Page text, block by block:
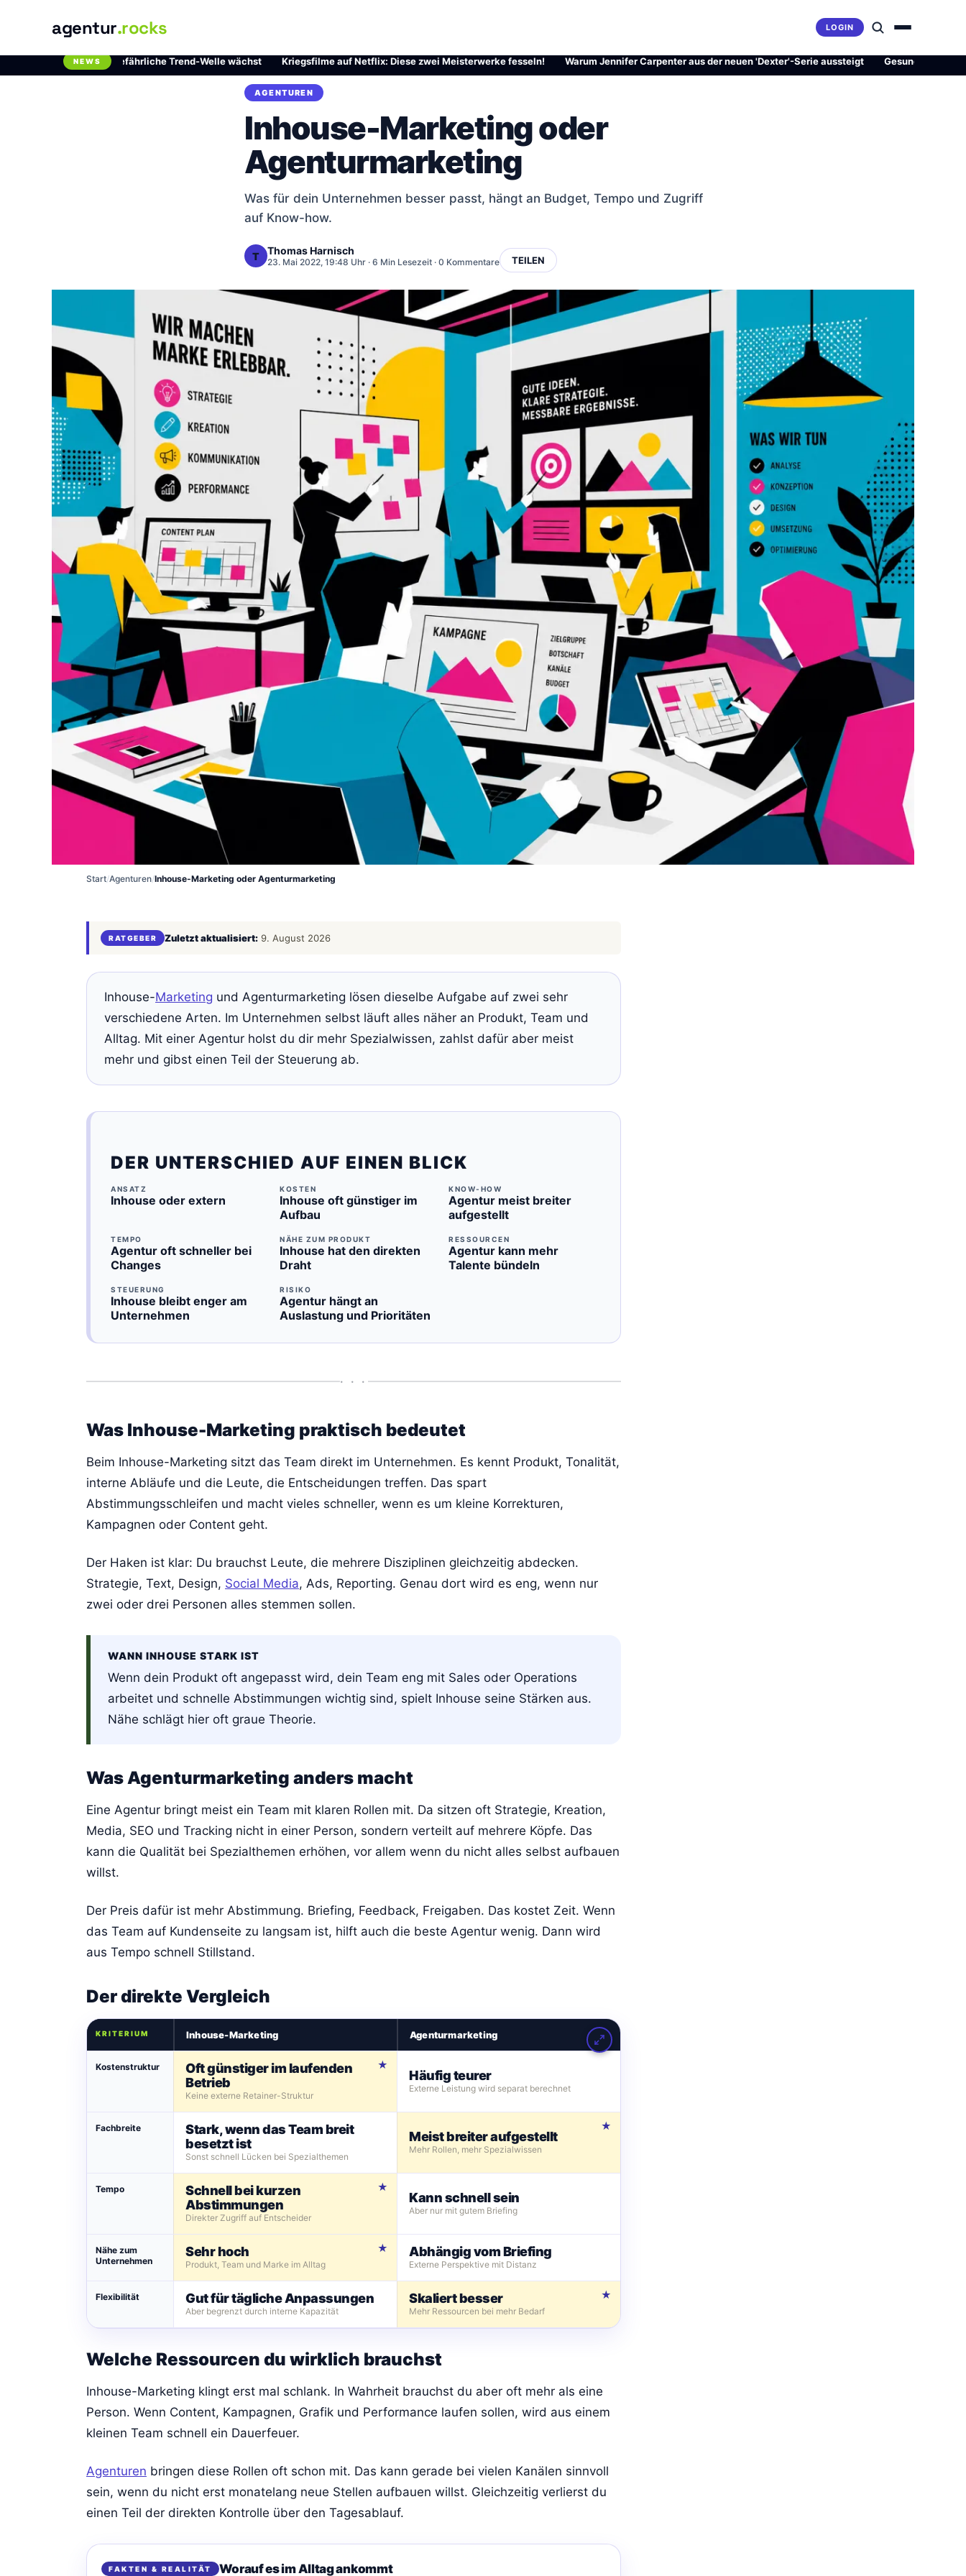
agentur.rocks LOGIN
NEWS
Breaking News Ticker
Chlordioxid: Die gefährliche Trend-Welle wächst· Kriegsfilme auf Netflix: Diese zwei Meisterwerke fesseln!· Warum Jennifer Carpenter aus der neuen 'Dexter'-Serie aussteigt· Gesundheitsrevolution
AGENTUREN
Inhouse-Marketing oder
Agenturmarketing
Was für dein Unternehmen besser passt, hängt an Budget, Tempo und Zugriff
auf Know-how.
T Thomas Harnisch
23. Mai 2022, 19:48 Uhr · 6 Min Lesezeit · 0 Kommentare TEILEN
Start/Agenturen/Inhouse-Marketing oder Agenturmarketing
RATGEBER Zuletzt aktualisiert: 9. August 2026
Inhouse-Marketing und Agenturmarketing lösen dieselbe Aufgabe auf zwei sehr
verschiedene Arten. Im Unternehmen selbst läuft alles näher an Produkt, Team und
Alltag. Mit einer Agentur holst du dir mehr Spezialwissen, zahlst dafür aber meist
mehr und gibst einen Teil der Steuerung ab.
DER UNTERSCHIED AUF EINEN BLICK
ANSATZ
Inhouse oder extern
KOSTEN
Inhouse oft günstiger im
Aufbau
KNOW-HOW
Agentur meist breiter
aufgestellt
TEMPO
Agentur oft schneller bei
Changes
NÄHE ZUM PRODUKT
Inhouse hat den direkten
Draht
RESSOURCEN
Agentur kann mehr
Talente bündeln
STEUERUNG
Inhouse bleibt enger am
Unternehmen
RISIKO
Agentur hängt an
Auslastung und Prioritäten
• • •
Was Inhouse-Marketing praktisch bedeutet
Beim Inhouse-Marketing sitzt das Team direkt im Unternehmen. Es kennt Produkt, Tonalität,
interne Abläufe und die Leute, die Entscheidungen treffen. Das spart
Abstimmungsschleifen und macht vieles schneller, wenn es um kleine Korrekturen,
Kampagnen oder Content geht.
Der Haken ist klar: Du brauchst Leute, die mehrere Disziplinen gleichzeitig abdecken.
Strategie, Text, Design, Social Media, Ads, Reporting. Genau dort wird es eng, wenn nur
zwei oder drei Personen alles stemmen sollen.
WANN INHOUSE STARK IST
Wenn dein Produkt oft angepasst wird, dein Team eng mit Sales oder Operations
arbeitet und schnelle Abstimmungen wichtig sind, spielt Inhouse seine Stärken aus.
Nähe schlägt hier oft graue Theorie.
Was Agenturmarketing anders macht
Eine Agentur bringt meist ein Team mit klaren Rollen mit. Da sitzen oft Strategie, Kreation,
Media, SEO und Tracking nicht in einer Person, sondern verteilt auf mehrere Köpfe. Das
kann die Qualität bei Spezialthemen erhöhen, vor allem wenn du nicht alles selbst aufbauen
willst.
Der Preis dafür ist mehr Abstimmung. Briefing, Feedback, Freigaben. Das kostet Zeit. Wenn
das Team auf Kundenseite zu langsam ist, hilft auch die beste Agentur wenig. Dann wird
aus Tempo schnell Stillstand.
Der direkte Vergleich
KRITERIUM Inhouse-Marketing Agenturmarketing
Kostenstruktur
Oft günstiger im laufenden
Betrieb
Keine externe Retainer-Struktur
Häufig teurer
Externe Leistung wird separat berechnet
Fachbreite
Stark, wenn das Team breit
besetzt ist
Sonst schnell Lücken bei Spezialthemen
Meist breiter aufgestellt
Mehr Rollen, mehr Spezialwissen
Tempo
Schnell bei kurzen
Abstimmungen
Direkter Zugriff auf Entscheider
Kann schnell sein
Aber nur mit gutem Briefing
Nähe zum
Unternehmen
Sehr hoch
Produkt, Team und Marke im Alltag
Abhängig vom Briefing
Externe Perspektive mit Distanz
Flexibilität Gut für tägliche Anpassungen
Aber begrenzt durch interne Kapazität
Skaliert besser
Mehr Ressourcen bei mehr Bedarf
Welche Ressourcen du wirklich brauchst
Inhouse-Marketing klingt erst mal schlank. In Wahrheit brauchst du aber oft mehr als eine
Person. Wenn Content, Kampagnen, Grafik und Performance laufen sollen, wird aus einem
kleinen Team schnell ein Dauerfeuer.
Agenturen bringen diese Rollen oft schon mit. Das kann gerade bei vielen Kanälen sinnvoll
sein, wenn du nicht erst monatelang neue Stellen aufbauen willst. Gleichzeitig verlierst du
einen Teil der direkten Kontrolle über den Tagesablauf.
FAKTEN & REALITÄT Worauf es im Alltag ankommt